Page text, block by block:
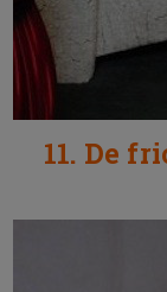
11. De